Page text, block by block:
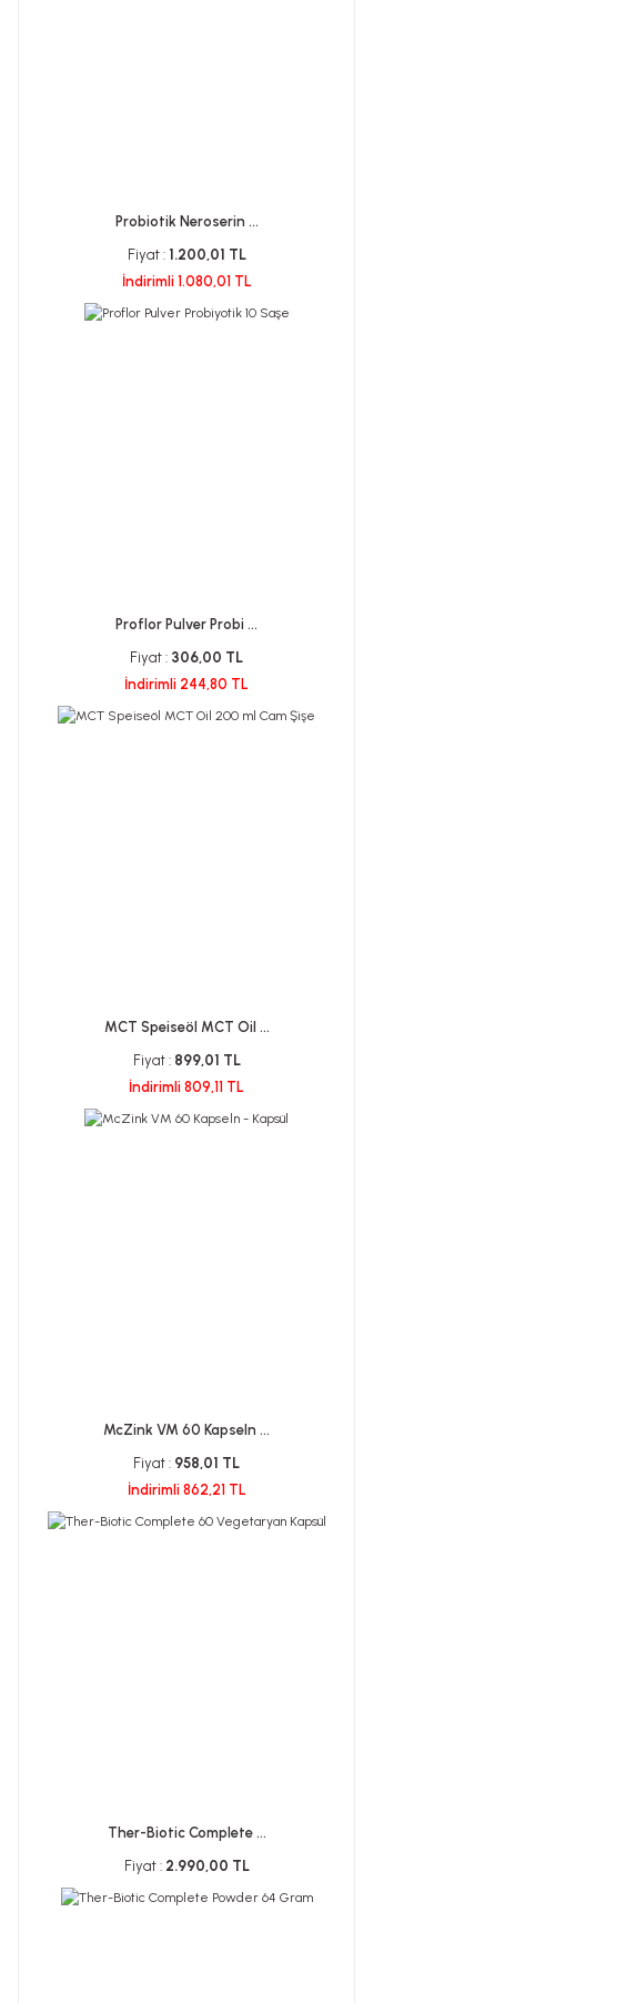
Probiotik Neroserin ...
Fiyat : 1.200,01 TL
İndirimli 1.080,01 TL
Proflor Pulver Probi ...
Fiyat : 306,00 TL
İndirimli 244,80 TL
MCT Speiseöl MCT Oil ...
Fiyat : 899,01 TL
İndirimli 809,11 TL
McZink VM 60 Kapseln ...
Fiyat : 958,01 TL
İndirimli 862,21 TL
Ther-Biotic Complete ...
Fiyat : 2.990,00 TL